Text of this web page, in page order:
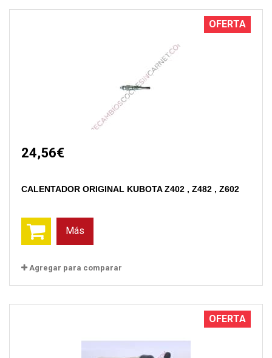
OFERTA
24,56€
CALENTADOR ORIGINAL KUBOTA Z402 , Z482 , Z602
Más
Agregar para comparar
OFERTA